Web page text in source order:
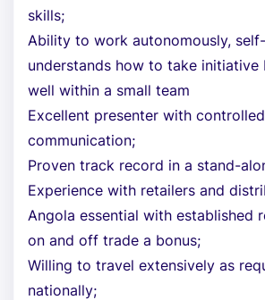
skills;
Ability to work autonomously,
understands how to take initiative
well within a small team
Excellent presenter with controlled
communication;
Proven track record in a stand-
Experience with retailers and
Angola essential with established
on and off trade a bonus;
Willing to travel extensively as
nationally;